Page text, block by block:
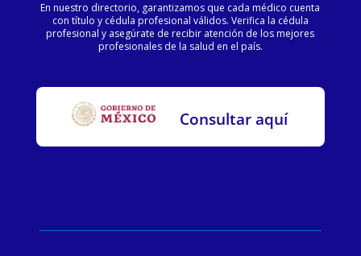
En nuestro directorio, garantizamos que cada médico cuenta
con título y cédula profesional válidos. Verifica la cédula
profesional y asegúrate de recibir atención de los mejores
profesionales de la salud en el país.
Consultar aquí